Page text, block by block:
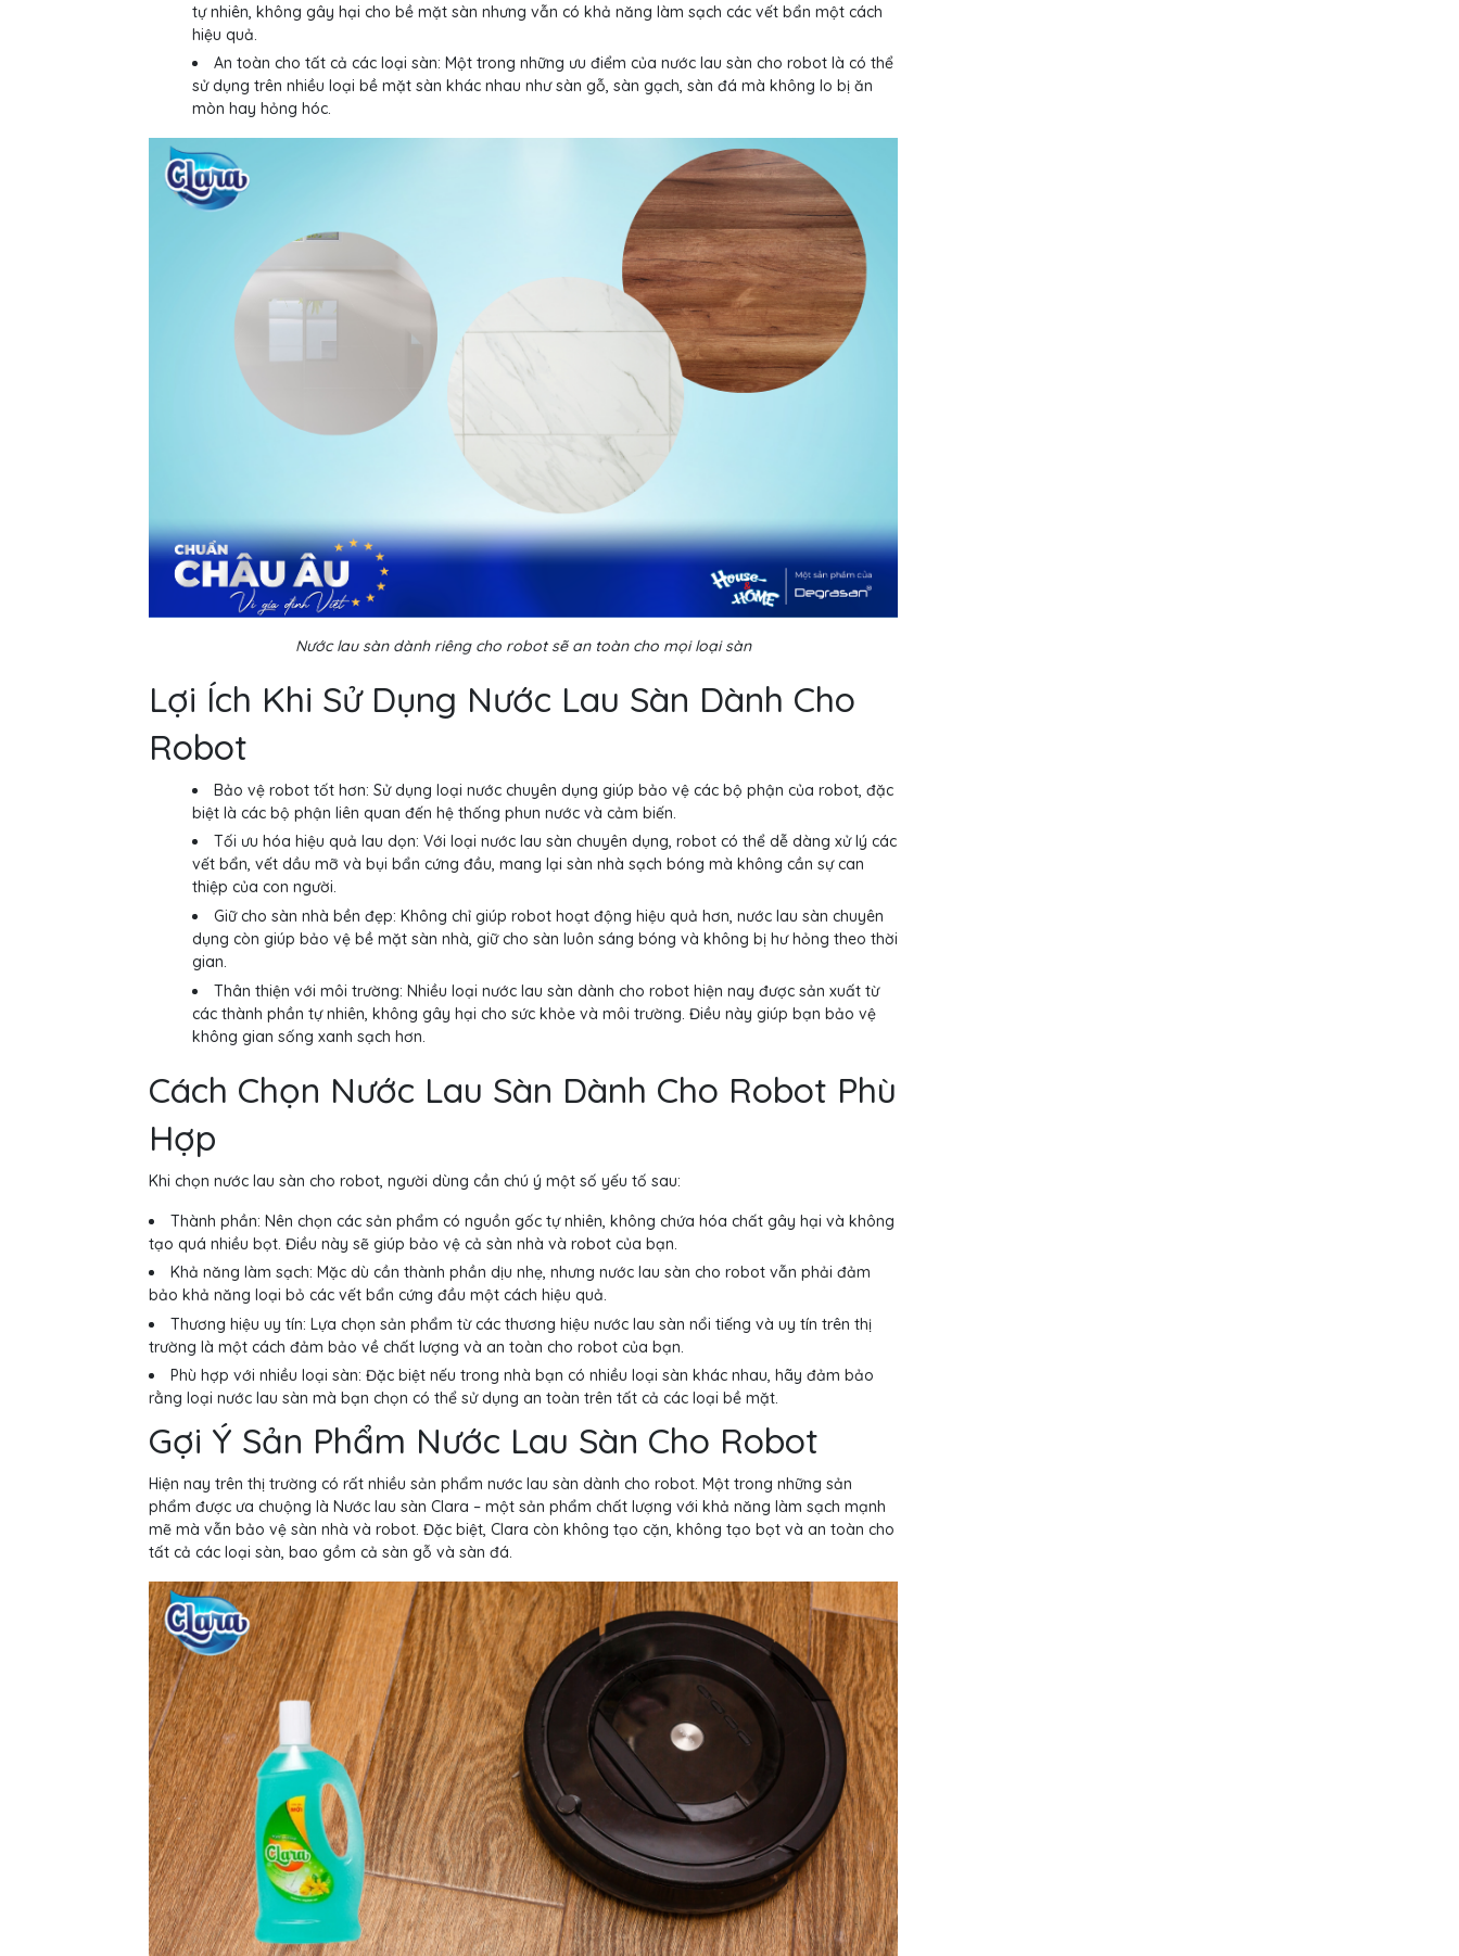
tự nhiên, không gây hại cho bề mặt sàn nhưng vẫn có khả năng làm sạch các vết bẩn một cách
hiệu quả.
An toàn cho tất cả các loại sàn: Một trong những ưu điểm của nước lau sàn cho robot là có thể
sử dụng trên nhiều loại bề mặt sàn khác nhau như sàn gỗ, sàn gạch, sàn đá mà không lo bị ăn
mòn hay hỏng hóc.
Nước lau sàn dành riêng cho robot sẽ an toàn cho mọi loại sàn
Lợi Ích Khi Sử Dụng Nước Lau Sàn Dành Cho
Robot
Bảo vệ robot tốt hơn: Sử dụng loại nước chuyên dụng giúp bảo vệ các bộ phận của robot, đặc
biệt là các bộ phận liên quan đến hệ thống phun nước và cảm biến.
Tối ưu hóa hiệu quả lau dọn: Với loại nước lau sàn chuyên dụng, robot có thể dễ dàng xử lý các
vết bẩn, vết dầu mỡ và bụi bẩn cứng đầu, mang lại sàn nhà sạch bóng mà không cần sự can
thiệp của con người.
Giữ cho sàn nhà bền đẹp: Không chỉ giúp robot hoạt động hiệu quả hơn, nước lau sàn chuyên
dụng còn giúp bảo vệ bề mặt sàn nhà, giữ cho sàn luôn sáng bóng và không bị hư hỏng theo thời
gian.
Thân thiện với môi trường: Nhiều loại nước lau sàn dành cho robot hiện nay được sản xuất từ
các thành phần tự nhiên, không gây hại cho sức khỏe và môi trường. Điều này giúp bạn bảo vệ
không gian sống xanh sạch hơn.
Cách Chọn Nước Lau Sàn Dành Cho Robot Phù
Hợp
Khi chọn nước lau sàn cho robot, người dùng cần chú ý một số yếu tố sau:
Thành phần: Nên chọn các sản phẩm có nguồn gốc tự nhiên, không chứa hóa chất gây hại và không
tạo quá nhiều bọt. Điều này sẽ giúp bảo vệ cả sàn nhà và robot của bạn.
Khả năng làm sạch: Mặc dù cần thành phần dịu nhẹ, nhưng nước lau sàn cho robot vẫn phải đảm
bảo khả năng loại bỏ các vết bẩn cứng đầu một cách hiệu quả.
Thương hiệu uy tín: Lựa chọn sản phẩm từ các thương hiệu nước lau sàn nổi tiếng và uy tín trên thị
trường là một cách đảm bảo về chất lượng và an toàn cho robot của bạn.
Phù hợp với nhiều loại sàn: Đặc biệt nếu trong nhà bạn có nhiều loại sàn khác nhau, hãy đảm bảo
rằng loại nước lau sàn mà bạn chọn có thể sử dụng an toàn trên tất cả các loại bề mặt.
Gợi Ý Sản Phẩm Nước Lau Sàn Cho Robot
Hiện nay trên thị trường có rất nhiều sản phẩm nước lau sàn dành cho robot. Một trong những sản
phẩm được ưa chuộng là Nước lau sàn Clara – một sản phẩm chất lượng với khả năng làm sạch mạnh
mẽ mà vẫn bảo vệ sàn nhà và robot. Đặc biệt, Clara còn không tạo cặn, không tạo bọt và an toàn cho
tất cả các loại sàn, bao gồm cả sàn gỗ và sàn đá.